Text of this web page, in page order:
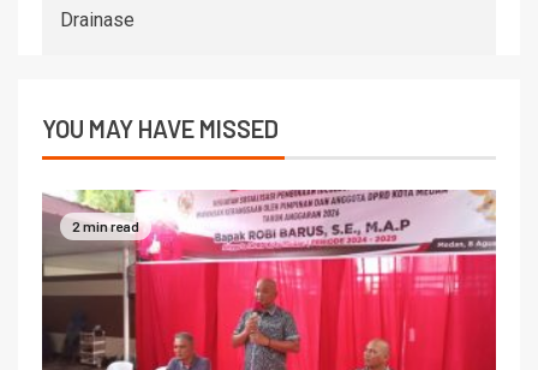
Drainase
YOU MAY HAVE MISSED
2 min read